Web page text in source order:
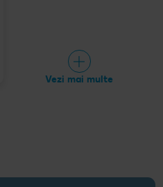
Vezi mai multe